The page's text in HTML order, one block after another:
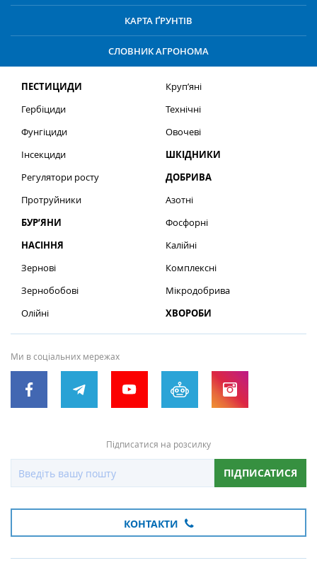
КАРТА ҐРУНТІВ
СЛОВНИК АГРОНОМА
ПЕСТИЦИДИ
Гербіциди
Фунгіциди
Інсекциди
Регулятори росту
Протруйники
БУР’ЯНИ
НАСІННЯ
Зернові
Зернобобові
Олійні
Круп’яні
Технічні
Овочеві
ШКІДНИКИ
ДОБРИВА
Азотні
Фосфорні
Калійні
Комплексні
Мікродобрива
ХВОРОБИ
Ми в соціальних мережах
Підписатися на розсилку
ПІДПИСАТИСЯ
КОНТАКТИ